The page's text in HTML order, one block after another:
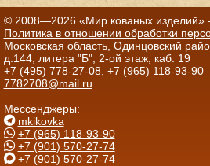
© 2008—2026 «Мир кованых изделий»
Политика в отношении обработки
Московская область, Одинцовский
д.144, литера "Б", 2-ой этаж, каб. 19
+7 (495) 778-27-08, +7 (965) 118-93-90
7782708@mail.ru
Мессенджеры:
mkikovka
+7 (965) 118-93-90
+7 (901) 570-27-74
+7 (901) 570-27-74